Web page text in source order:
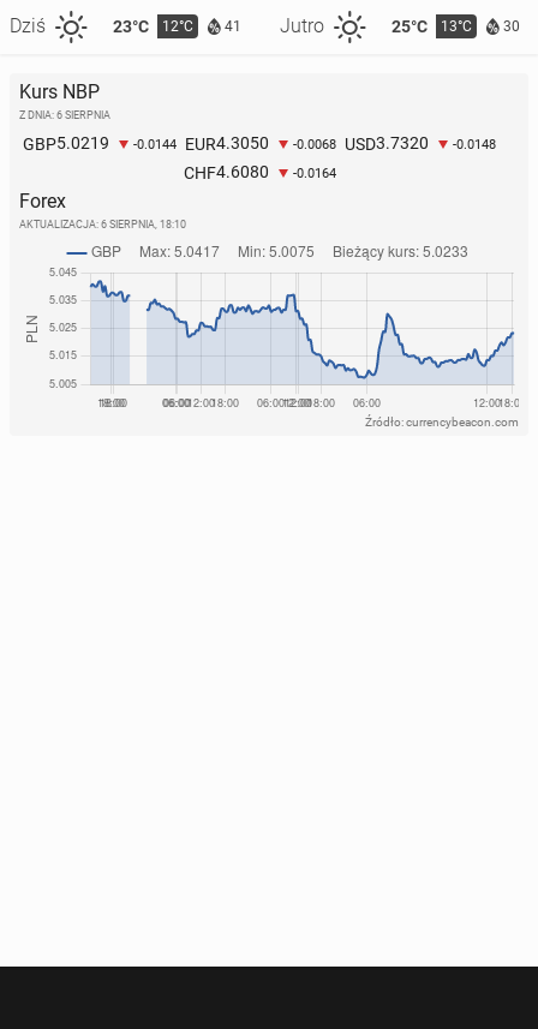
Dziś 23°C 12°C 41 Jutro 25°C 13°C 30
Kurs NBP
Z DNIA: 6 SIERPNIA
GBP5.0219 -0.0144 EUR4.3050 -0.0068 USD3.7320 -0.0148
CHF4.6080 -0.0164
Forex
AKTUALIZACJA: 6 SIERPNIA, 18:10
Źródło: currencybeacon.com